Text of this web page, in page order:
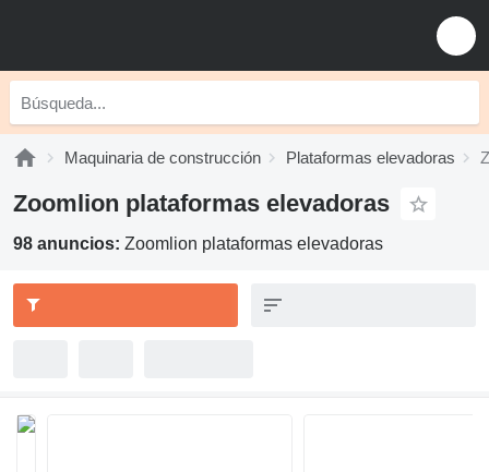
Maquinaria de construcción Plataformas elevadoras
Zoomlion plataformas elevadoras
98 anuncios: Zoomlion plataformas elevadoras